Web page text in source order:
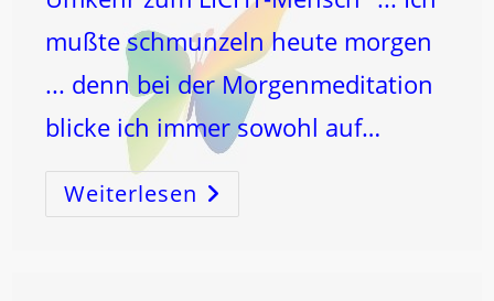
mußte schmunzeln heute morgen
... denn bei der Morgenmeditation
blicke ich immer sowohl auf…
Weiterlesen Von
Der
6